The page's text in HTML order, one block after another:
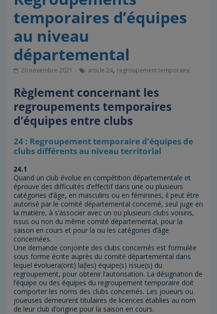
temporaires d’équipes
au niveau
départemental
20 novembre 2021 article 24, regroupement temporaire
Règlement concernant les
regroupements temporaires
d’équipes entre clubs
24 : Regroupement temporaire d’équipes de
clubs différents au niveau territorial
24.1
Quand un club évolue en compétition départementale et
éprouve des difficultés d’effectif dans une ou plusieurs
catégories d’âge, en masculins ou en féminines, il peut être
autorisé par le comité départemental concerné, seul juge en
la matière, à s’associer avec un ou plusieurs clubs voisins,
issus ou non du même comité départemental, pour la
saison en cours et pour la ou les catégories d’âge
concernées.
Une demande conjointe des clubs concernés est formulée
sous forme écrite auprès du comité départemental dans
lequel évoluera(ont) la(les) équipe(s) issue(s) du
regroupement, pour obtenir l’autorisation. La désignation de
l’équipe ou des équipes du regroupement temporaire doit
comporter les noms des clubs concernés. Les joueurs ou
joueuses demeurent titulaires de licences établies au nom
de leur club d’origine pour la saison en cours.